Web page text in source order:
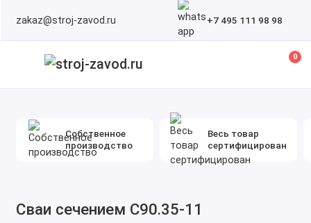
zakaz@stroj-zavod.ru +7 495 111 98 98
0
Собственное
производство
Весь товар
сертифицирован
Сваи сечением С90.35-11